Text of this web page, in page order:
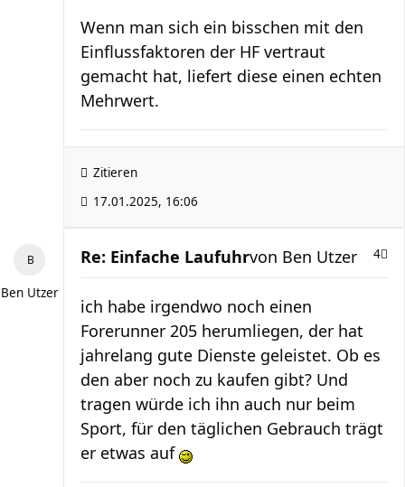
Wenn man sich ein bisschen mit den
Einflussfaktoren der HF vertraut
gemacht hat, liefert diese einen echten
Mehrwert.
Zitieren
17.01.2025, 16:06
Ben Utzer
Re: Einfache Laufuhr 4
von Ben Utzer
ich habe irgendwo noch einen
Forerunner 205 herumliegen, der hat
jahrelang gute Dienste geleistet. Ob es
den aber noch zu kaufen gibt? Und
tragen würde ich ihn auch nur beim
Sport, für den täglichen Gebrauch trägt
er etwas auf